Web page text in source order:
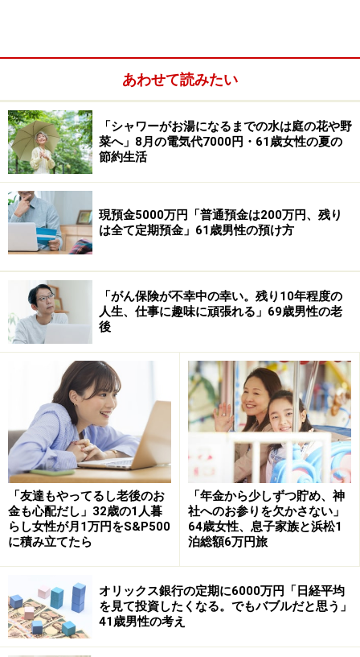
暮らしをさせてもらっていたので、ある程度はゆとりを
もちながら返済できた。ただ、早く家を出たかったの
で、その準備資金の積み立てとの両立はやや大変だっ
た」と振り返ります。
「とっととけりをつけて家を出たかった」
返済中に最も印象に残っている出来事として、「自分が
行きたい学校に行くなら自分で学費を出せと親からは言
われていたので、その通りに進学して卒業した。そうし
たら今度は、『これまで育ててきたのに家のことは無視
か』と言われ、実家へお金を入れたり、家のことをやっ
たりしていた。早く完済して家を出たいという気持ちの
ほうが強かった」といるかさん。
「早く家を出ようと思った。とっととけりをつけたいと
いう気持ちが強かったので、根性と節約で完済した」と
あわせて読みたい
「シャワーがお湯になるまでの水は庭の花や野
菜へ」8月の電気代7000円・61歳女性の夏の
節約生活
現預金5000万円「普通預金は200万円、残り
は全て定期預金」61歳男性の預け方
「がん保険が不幸中の幸い。残り10年程度の
人生、仕事に趣味に頑張れる」69歳男性の老
後
「友達もやってるし老後のお
金も心配だし」32歳の1人暮
らし女性が月1万円をS&P500
に積み立てたら
「年金から少しずつ貯め、神
社へのお参りを欠かさない」
64歳女性、息子家族と浜松1
泊総額6万円旅
オリックス銀行の定期に6000万円「日経平均
を見て投資したくなる。でもバブルだと思う」
41歳男性の考え